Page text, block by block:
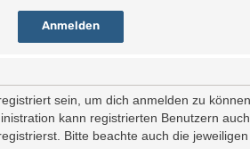
sein, um dich anmelden zu
kann registrierten Benutzern
Bitte beachte auch die